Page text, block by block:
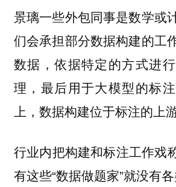
景璃一些外包同事是数学或
们会承担部分数据构建的工
数据，依据特定的方式进
理，最后用于大模型的标
上，数据构建位于标注的上游
行业内把构建和标注工作戏
有这些“数据做题家”就没有各